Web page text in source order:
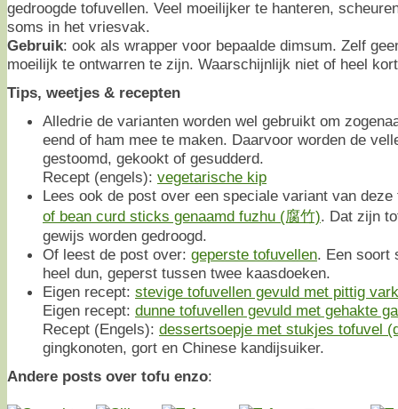
gedroogde tofuvellen. Veel moeilijker te hanteren,
soms in het vriesvak.
Gebruik: ook als wrapper voor bepaalde dimsum. Zelf
moeilijk te ontwarren te zijn. Waarschijnlijk niet of heel
Tips, weetjes & recepten
Alledrie de varianten worden wel gebruikt om
eend of ham mee te maken. Daarvoor worden de
gestoomd, gekookt of gesudderd.
Recept (engels): vegetarische kip
Lees ook de post over een speciale variant van
of bean curd sticks genaamd fuzhu (腐竹). Dat zijn
gewijs worden gedroogd.
Of leest de post over: geperste tofuvellen. Een soort
heel dun, geperst tussen twee kaasdoeken.
Eigen recept: stevige tofuvellen gevuld met pittig
Eigen recept: dunne tofuvellen gevuld met gehakte
Recept (Engels): dessertsoepje met stukjes tofuvel
gingkonoten, gort en Chinese kandijsuiker.
Andere posts over tofu enzo: